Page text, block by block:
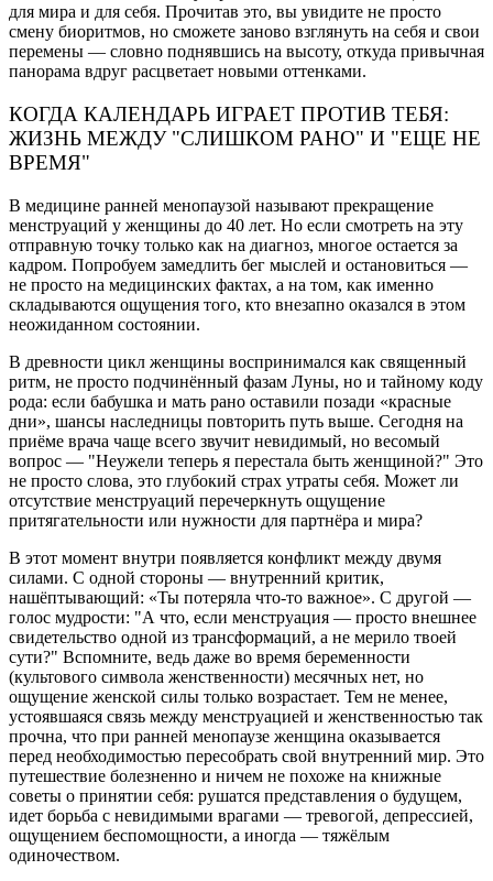
для мира и для себя. Прочитав это, вы увидите не просто
смену биоритмов, но сможете заново взглянуть на себя и свои
перемены — словно поднявшись на высоту, откуда привычная
панорама вдруг расцветает новыми оттенками.
КОГДА КАЛЕНДАРЬ ИГРАЕТ ПРОТИВ ТЕБЯ:
ЖИЗНЬ МЕЖДУ "СЛИШКОМ РАНО" И "ЕЩЕ НЕ
ВРЕМЯ"
В медицине ранней менопаузой называют прекращение
менструаций у женщины до 40 лет. Но если смотреть на эту
отправную точку только как на диагноз, многое остается за
кадром. Попробуем замедлить бег мыслей и остановиться —
не просто на медицинских фактах, а на том, как именно
складываются ощущения того, кто внезапно оказался в этом
неожиданном состоянии.
В древности цикл женщины воспринимался как священный
ритм, не просто подчинённый фазам Луны, но и тайному коду
рода: если бабушка и мать рано оставили позади «красные
дни», шансы наследницы повторить путь выше. Сегодня на
приёме врача чаще всего звучит невидимый, но весомый
вопрос — "Неужели теперь я перестала быть женщиной?" Это
не просто слова, это глубокий страх утраты себя. Может ли
отсутствие менструаций перечеркнуть ощущение
притягательности или нужности для партнёра и мира?
В этот момент внутри появляется конфликт между двумя
силами. С одной стороны — внутренний критик,
нашёптывающий: «Ты потеряла что-то важное». С другой —
голос мудрости: "А что, если менструация — просто внешнее
свидетельство одной из трансформаций, а не мерило твоей
сути?" Вспомните, ведь даже во время беременности
(культового символа женственности) месячных нет, но
ощущение женской силы только возрастает. Тем не менее,
устоявшаяся связь между менструацией и женственностью так
прочна, что при ранней менопаузе женщина оказывается
перед необходимостью пересобрать свой внутренний мир. Это
путешествие болезненно и ничем не похоже на книжные
советы о принятии себя: рушатся представления о будущем,
идет борьба с невидимыми врагами — тревогой, депрессией,
ощущением беспомощности, а иногда — тяжёлым
одиночеством.